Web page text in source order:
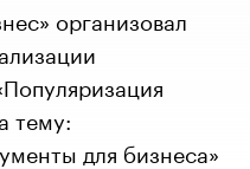
организовал
тему:
для бизнеса»